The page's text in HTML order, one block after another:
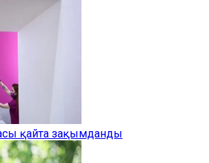
қайта зақымданды